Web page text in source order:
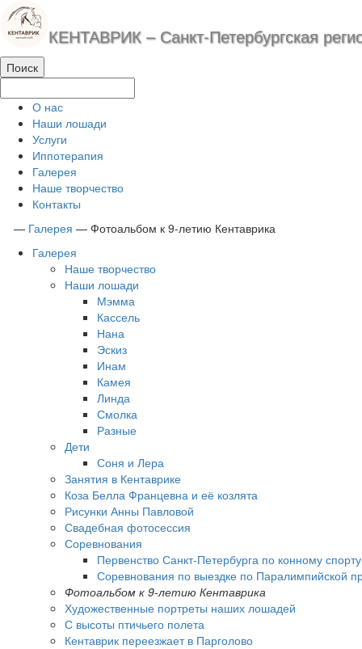
КЕНТАВРИК – Санкт-Петербургская
О нас
Наши лошади
Услуги
Иппотерапия
Галерея
Наше творчество
Контакты
— Галерея —Фотоальбом к 9-летию Кентаврика
Галерея
Наше творчество
Наши лошади
Мэмма
Кассель
Нана
Эскиз
Инам
Камея
Линда
Смолка
Разные
Дети
Соня и Лера
Занятия в Кентаврике
Коза Белла Францевна и её козлята
Рисунки Анны Павловой
Свадебная фотосессия
Соревнования
Первенство Санкт-Петербурга по конному
Соревнования по выездке по Паралимпийской
Фотоальбом к 9-летию Кентаврика
Художественные портреты наших лошадей
С высоты птичьего полета
Кентаврик переезжает в Парголово